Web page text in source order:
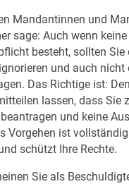
Mandantinnen und
sage: Auch wenn keine
besteht, sollten Sie
und auch nicht
Das Richtige ist:
lassen, dass Sie
und keine
Vorgehen ist
schützt Ihre Rechte.
Sie als